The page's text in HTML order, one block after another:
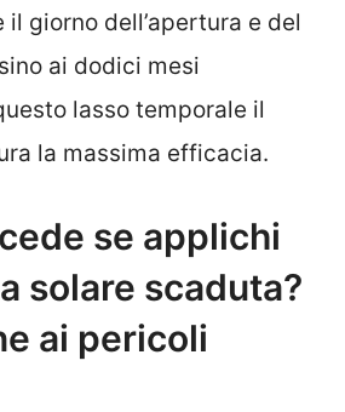
il giorno dell’apertura e del
ai dodici mesi
lasso temporale il
la massima efficacia.
se applichi
solare scaduta?
ai pericoli